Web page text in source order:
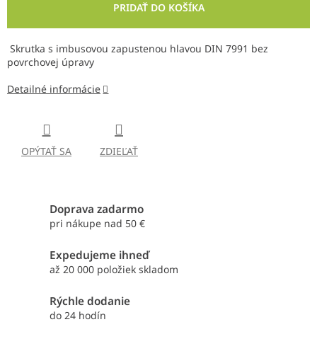
PRIDAŤ DO KOŠÍKA
Skrutka s imbusovou zapustenou hlavou DIN 7991 bez
povrchovej úpravy
Detailné informácie
OPÝTAŤ SA ZDIEĽAŤ
Doprava zadarmo
pri nákupe nad 50 €
Expedujeme ihneď
až 20 000 položiek skladom
Rýchle dodanie
do 24 hodín